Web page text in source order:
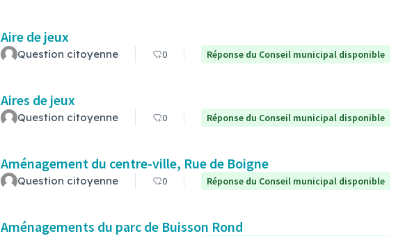
Aire de jeux
Question citoyenne 0 Réponse du Conseil municipal disponible
Aires de jeux
Question citoyenne 0 Réponse du Conseil municipal disponible
Aménagement du centre-ville, Rue de Boigne
Question citoyenne 0 Réponse du Conseil municipal disponible
Aménagements du parc de Buisson Rond